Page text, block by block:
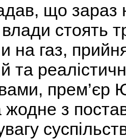
що
влади стоять
на газ,
та
жодне з